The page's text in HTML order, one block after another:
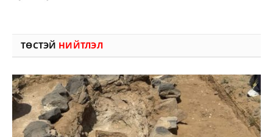
ТӨСТЭЙ НИЙТЛЭЛ